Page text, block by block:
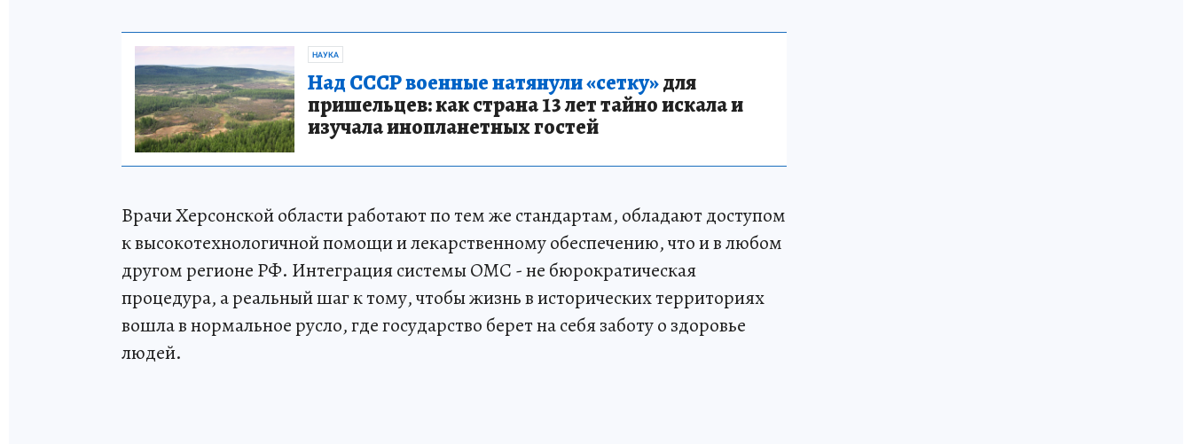
НАУКА
Над СССР военные натянули «сетку»для
пришельцев: как страна 13 лет тайно искала и
изучала инопланетных гостей
Врачи Херсонской области работают по тем же стандартам, обладают доступом
к высокотехнологичной помощи и лекарственному обеспечению, что и в любом
другом регионе РФ. Интеграция системы ОМС - не бюрократическая
процедура, а реальный шаг к тому, чтобы жизнь в исторических территориях
вошла в нормальное русло, где государство берет на себя заботу о здоровье
людей.